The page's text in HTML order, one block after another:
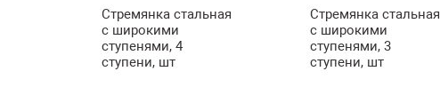
Стремянка стальная
с широкими
ступенями, 4
ступени, шт
Стремянка стальная
с широкими
ступенями, 3
ступени, шт